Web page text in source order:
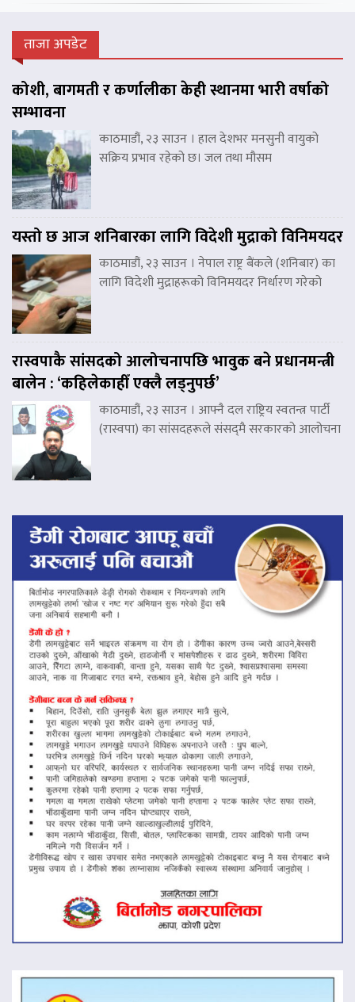
ताजा अपडेट
कोशी, बागमती र कर्णालीका केही स्थानमा भारी वर्षाको
सम्भावना
काठमाडौं, २३ साउन । हाल देशभर मनसुनी वायुको
सक्रिय प्रभाव रहेको छ। जल तथा मौसम
यस्तो छ आज शनिबारका लागि विदेशी मुद्राको विनिमयदर
काठमाडौं, २३ साउन । नेपाल राष्ट्र बैंकले (शनिबार) का
लागि विदेशी मुद्राहरूको विनिमयदर निर्धारण गरेको
रास्वपाकै सांसदको आलोचनापछि भावुक बने प्रधानमन्त्री
बालेन : ‘कहिलेकाहीँ एक्लै लड्नुपर्छ’
काठमाडौं, २३ साउन । आफ्नै दल राष्ट्रिय स्वतन्त्र पार्टी
(रास्वपा) का सांसदहरूले संसद्‌मै सरकारको आलोचना